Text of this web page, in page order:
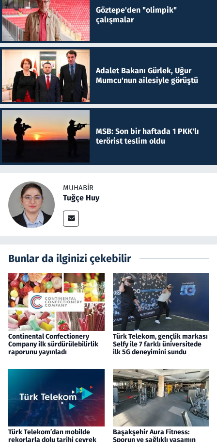
Göztepe'den "olimpik"
çalışmalar
Adalet Bakanı Gürlek, Uğur
Mumcu'nun ailesiyle görüştü
MSB: Son bir haftada 1 PKK'lı
terörist teslim oldu
MUHABIR
Tuğçe Huy
Bunlar da ilginizi çekebilir
Continental Confectionery
Company ilk sürdürülebilirlik
raporunu yayınladı
Türk Telekom, gençlik markası
Selfy ile 7 farklı üniversitede
ilk 5G deneyimini sundu
Türk Telekom’dan mobilde
rekorlarla dolu tarihi çeyrek
Başakşehir Aura Fitness:
Sporun ve sağlıklı yaşamın